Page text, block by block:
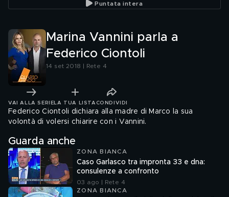
Puntata intera
Marina Vannini parla a
Federico Ciontoli
14 set 2018 | Rete 4
VAI ALLA SERIE LA TUA LISTA CONDIVIDI
Federico Ciontoli dichiara alla madre di Marco la sua
volontà di volersi chiarire con i Vannini.
Guarda anche
ZONA BIANCA
Caso Garlasco tra impronta 33 e dna:
consulenze a confronto
03 ago | Rete 4
ZONA BIANCA